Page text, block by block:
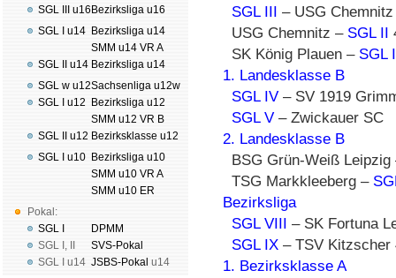
SGL III u16
SGL I u14
SGL II u14
SGL w u12
SGL I u12
SGL II u12
SGL I u10
Pokal:
SGL I
SGL I ,
SGL I
u14
Bezirksliga u16
Bezirksliga u14
SMM u14 VR A
Bezirksliga u14
Sachsenliga u12w
Bezirksliga u12
SMM u12 VR B
Bezirksklasse u12
Bezirksliga u10
SMM u10 VR A
SMM u10 ER
DPMM
SVS-Pokal
JSBS-Pokal u14
SGL III – USG
USG Chemnitz – SGL II
SK König Plauen – SGL
1. Landesklasse B
SGL IV – SV 1919
SGL V – Zwickauer SC
2. Landesklasse B
BSG Grün-Weiß
TSG Markkleeberg –
Bezirksliga
SGL VIII – SK Fortuna
SGL IX – TSV Kitzscher
1. Bezirksklasse A